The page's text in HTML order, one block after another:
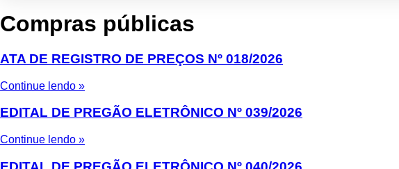
Compras públicas
ATA DE REGISTRO DE PREÇOS Nº 018/2026
Continue lendo »
EDITAL DE PREGÃO ELETRÔNICO Nº 039/2026
Continue lendo »